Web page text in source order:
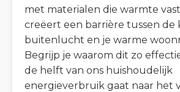
met materialen die warmte
creëert een barrière tussen de
buitenlucht en je warme
Begrijp je waarom dit zo
de helft van ons huishoudelijk
energieverbruik gaat naar het